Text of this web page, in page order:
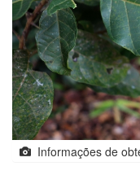
Informações de